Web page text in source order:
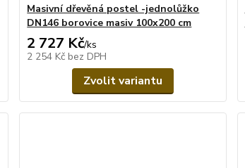
Masivní dřevěná postel -jednolůžko
DN146 borovice masiv 100x200 cm
2 727 Kč/ks
2 254 Kč bez DPH
Zvolit variantu